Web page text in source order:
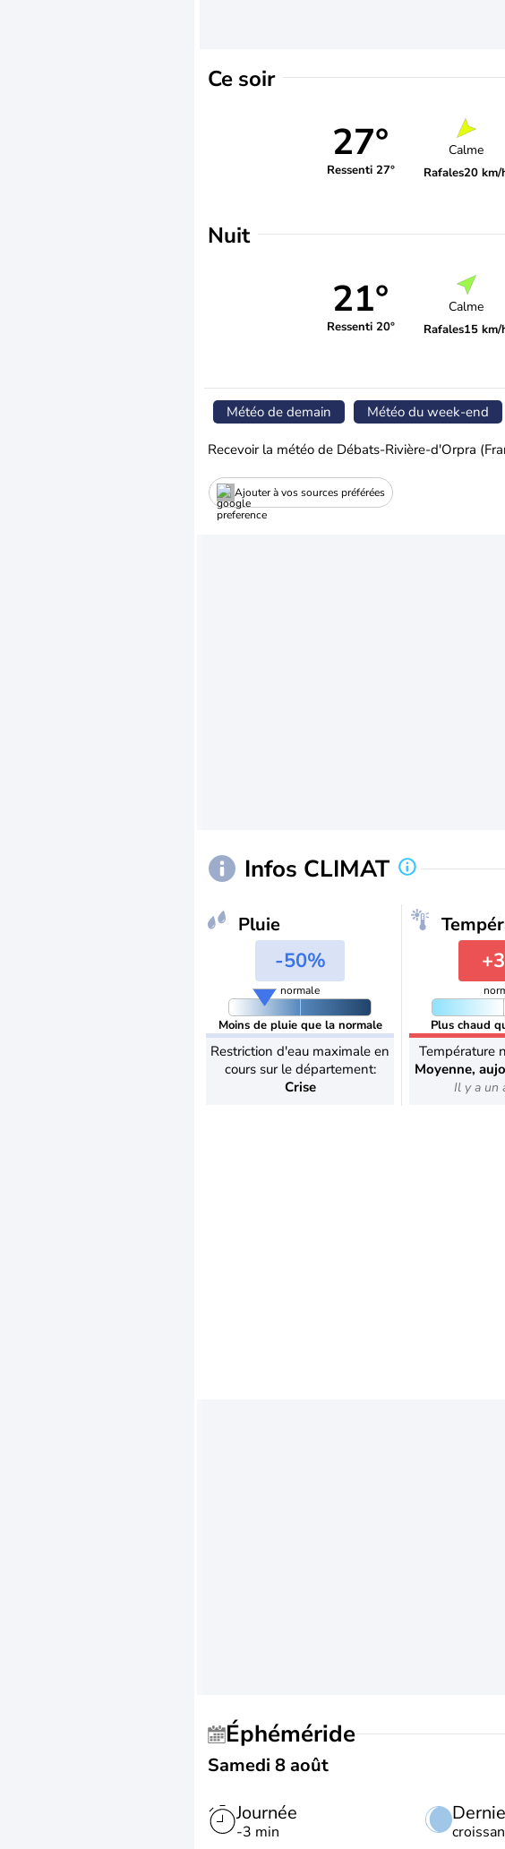
Ce soir
27°
Ressenti 27°
Calme
Rafales20 km/
Nuit
21°
Ressenti 20°
Calme
Rafales15 km/
Météo de demain Météo du week-end
Recevoir la météo de Débats-Rivière-d'Orpra
Ajouter à vos sources préférées
Infos CLIMAT
Pluie
-50%
normale
Moins de pluie que la normale
Restriction d'eau maximale en
cours sur le département:
Crise
Plus chaud
Température
Moyenne,
Il y a un
Éphéméride
Samedi 8 août
Journée
-3 min